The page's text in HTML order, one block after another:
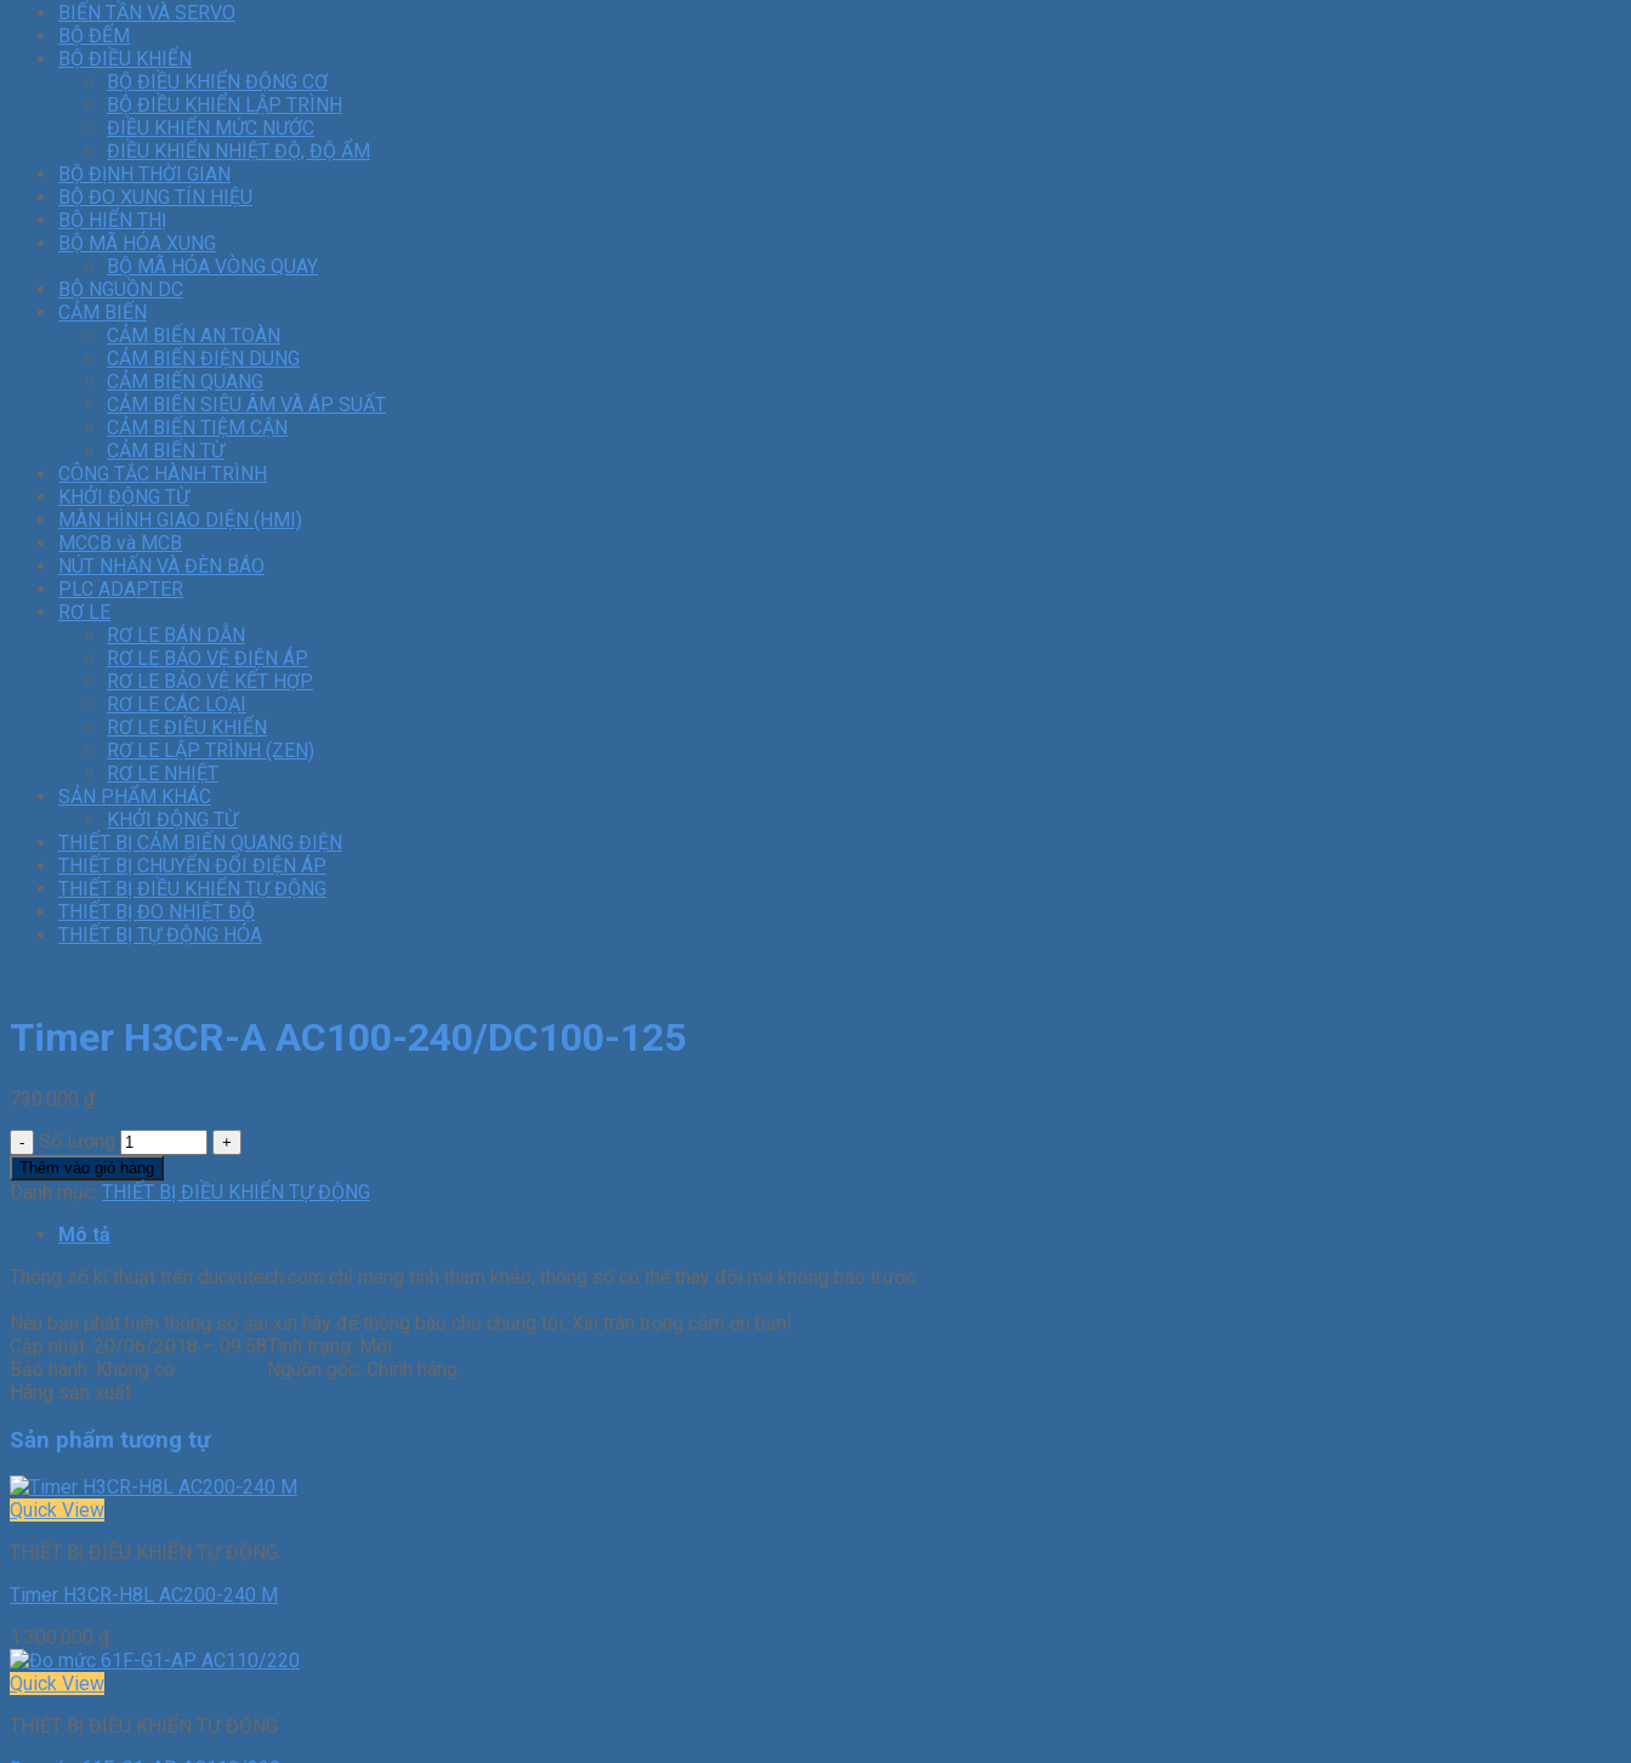
BIẾN TẦN VÀ SERVO
BỘ ĐẾM
BỘ ĐIỀU KHIỂN
BỘ ĐIỀU KHIỂN ĐỘNG CƠ
BỘ ĐIỀU KHIỂN LẬP TRÌNH
ĐIỀU KHIỂN MỨC NƯỚC
ĐIỀU KHIỂN NHIỆT ĐỘ, ĐỘ ẨM
BỘ ĐỊNH THỜI GIAN
BỘ ĐO XUNG TÍN HIỆU
BỘ HIỂN THỊ
BỘ MÃ HÓA XUNG
BỘ MÃ HÓA VÒNG QUAY
BỘ NGUỒN DC
CẢM BIẾN
CẢM BIẾN AN TOÀN
CẢM BIẾN ĐIỆN DUNG
CẢM BIẾN QUANG
CẢM BIẾN SIÊU ÂM VÀ ÁP SUẤT
CẢM BIẾN TIỆM CẬN
CẢM BIẾN TỪ
CÔNG TẮC HÀNH TRÌNH
KHỞI ĐỘNG TỪ
MÀN HÌNH GIAO DIỆN (HMI)
MCCB và MCB
NÚT NHẤN VÀ ĐÈN BÁO
PLC ADAPTER
RƠ LE
RƠ LE BÁN DẪN
RƠ LE BẢO VỆ ĐIỆN ÁP
RƠ LE BẢO VỆ KẾT HỢP
RƠ LE CÁC LOẠI
RƠ LE ĐIỀU KHIỂN
RƠ LE LẬP TRÌNH (ZEN)
RƠ LE NHIỆT
SẢN PHẨM KHÁC
KHỞI ĐỘNG TỪ
THIẾT BỊ CẢM BIẾN QUANG ĐIỆN
THIẾT BỊ CHUYỂN ĐỔI ĐIỆN ÁP
THIẾT BỊ ĐIỀU KHIỂN TỰ ĐỘNG
THIẾT BỊ ĐO NHIỆT ĐỘ
THIẾT BỊ TỰ ĐỘNG HÓA
Timer H3CR-A AC100-240/DC100-125
730.000 ₫
Số lượng
Thêm vào giỏ hàng
Danh mục: THIẾT BỊ ĐIỀU KHIỂN TỰ ĐỘNG
Mô tả
Thông số kĩ thuật trên ducvutech.com chỉ mang tính tham khảo, thông số có thể thay đổi mà không báo trước.
Nếu bạn phát hiện thông số sai xin hãy để thông báo cho chúng tôi. Xin trân trọng cảm ơn bạn!
Cập nhật: 20/06/2018 – 09:58Tình trạng: Mới
Bảo hành: Không có Nguồn gốc: Chính hãng
Hãng sản xuất
Sản phẩm tương tự
Quick View
THIẾT BỊ ĐIỀU KHIỂN TỰ ĐỘNG
Timer H3CR-H8L AC200-240 M
1.300.000 ₫
Quick View
THIẾT BỊ ĐIỀU KHIỂN TỰ ĐỘNG